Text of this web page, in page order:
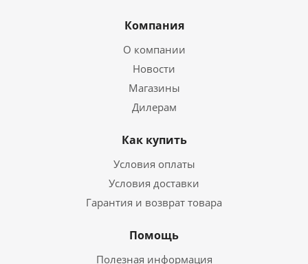
Компания
О компании
Новости
Магазины
Дилерам
Как купить
Условия оплаты
Условия доставки
Гарантия и возврат товара
Помощь
Полезная информация